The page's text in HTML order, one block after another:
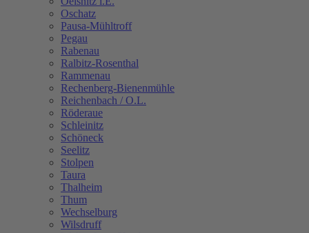
Oschatz
Pausa-Mühltroff
Pegau
Rabenau
Ralbitz-Rosenthal
Rammenau
Rechenberg-Bienenmühle
Reichenbach / O.L.
Röderaue
Schleinitz
Schöneck
Seelitz
Stolpen
Taura
Thalheim
Thum
Wechselburg
Wilsdruff